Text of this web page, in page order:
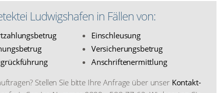
Lud­wigs­ha­fen in Fäl­len von:
Ein­schleu­sung
Ver­si­che­rungs­be­trug
Anschrif­ten­er­mitt­lung
Stel­len Sie bit­te Ihre Anfra­ge über unser Kon­takt­